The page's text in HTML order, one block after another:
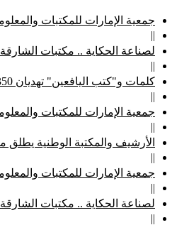
جمعية الإمارات للمكتبات
||
لصناعة الحكاية .. مكتبات
||
كلمات و"كتب اليافعين" تهديان 350 كتاباً لأطفال "الإمارات الإنسانية"
||
جمعية الإمارات للمكتبات
||
الأرشيف والمكتبة الوطنية يطلق
||
جمعية الإمارات للمكتبات
||
لصناعة الحكاية .. مكتبات
||